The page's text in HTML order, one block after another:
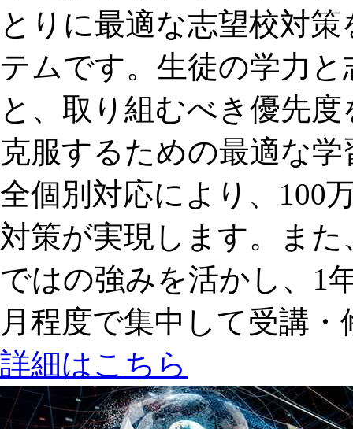
とりに最適な志望校対
テムです。生徒の学力
と、取り組むべき優先
克服するための最適な
全個別対応により、100
対策が実現します。ま
ではの強みを活かし、1
月程度で集中して受講
詳細はこちら